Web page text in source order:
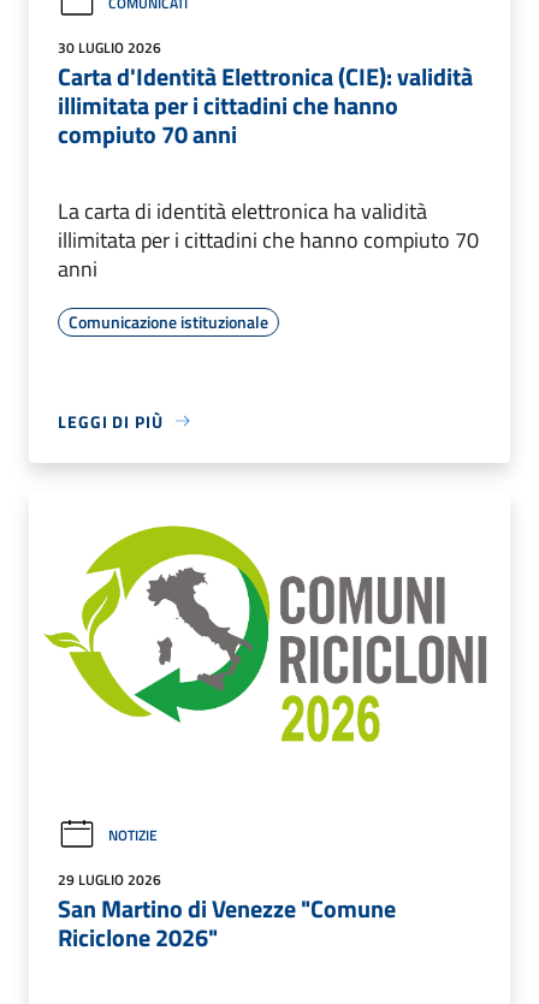
30 LUGLIO 2026
Carta d'Identità Elettronica (CIE): validità
illimitata per i cittadini che hanno
compiuto 70 anni
La carta di identità elettronica ha validità
illimitata per i cittadini che hanno compiuto 70
anni
Comunicazione istituzionale
LEGGI DI PIÙ
NOTIZIE
29 LUGLIO 2026
San Martino di Venezze "Comune
Riciclone 2026"